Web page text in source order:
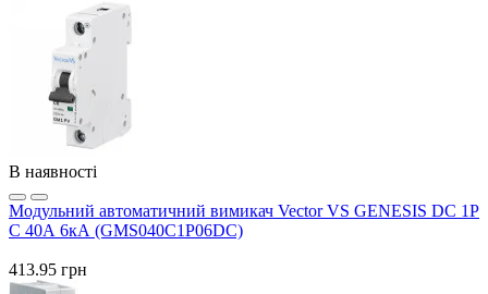
В наявності
Модульний автоматичний вимикач Vector VS GENESIS DC 1P
C 40А 6кА (GMS040C1P06DC)
413.95 грн